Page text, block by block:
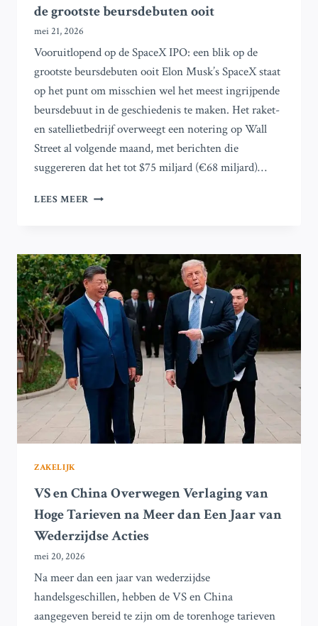
de grootste beursdebuten ooit
mei 21, 2026
Vooruitlopend op de SpaceX IPO: een blik op de
grootste beursdebuten ooit Elon Musk’s SpaceX staat
op het punt om misschien wel het meest ingrijpende
beursdebuut in de geschiedenis te maken. Het raket-
en satellietbedrijf overweegt een notering op Wall
Street al volgende maand, met berichten die
suggereren dat het tot $75 miljard (€68 miljard)…
LEES MEER VOOR
EEN
OVERZICHT
VAN
DE
GROOTSTE
BEURSDEBUTEN
OOIT
ZAKELIJK
VS en China Overwegen Verlaging van
Hoge Tarieven na Meer dan Een Jaar van
Wederzijdse Acties
mei 20, 2026
Na meer dan een jaar van wederzijdse
handelsgeschillen, hebben de VS en China
aangegeven bereid te zijn om de torenhoge tarieven